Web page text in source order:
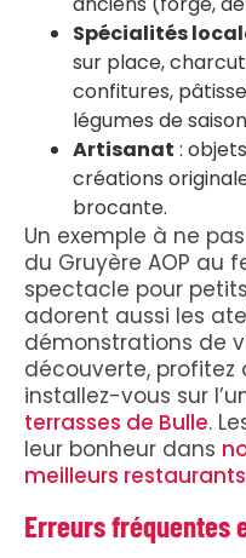
Spécialités
sur place,
confitures,
légumes de
Artisanat :
créations
brocante.
Un exemple à ne
du Gruyère AOP au
spectacle pour
adorent aussi les
démonstrations de
découverte, profitez
installez-vous sur
terrasses de Bulle.
leur bonheur dans
meilleurs
Erreurs fréquentes